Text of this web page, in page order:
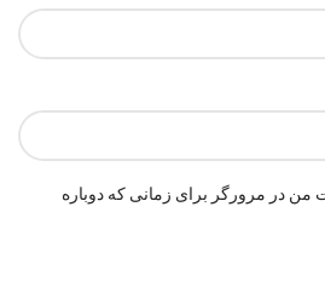
من در مرورگر برای زمانی که دوباره